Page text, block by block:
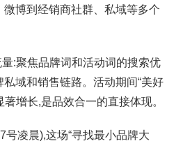
博到经销商社群、私域等多个
:聚焦品牌词和活动词的搜索优
域和销售链路。活动期间“美好
增长,是品效合一的直接体现。
号凌晨),这场“寻找最小品牌大